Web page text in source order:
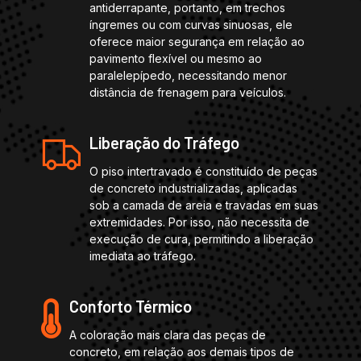
antiderrapante, portanto, em trechos
íngremes ou com curvas sinuosas, ele
oferece maior segurança em relação ao
pavimento flexível ou mesmo ao
paralelepípedo, necessitando menor
distância de frenagem para veículos.
Liberação do Tráfego
O piso intertravado é constituído de peças
de concreto industrializadas, aplicadas
sob a camada de areia e travadas em suas
extremidades. Por isso, não necessita de
execução de cura, permitindo a liberação
imediata ao tráfego.
Conforto Térmico
A coloração mais clara das peças de
concreto, em relação aos demais tipos de